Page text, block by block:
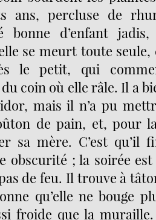
ans, percluse de
bonne d’enfant
se meurt toute seule,
le petit, qui
coin où elle râle. Il a
mais il n’a pu
de pain, et, pour
sa mère. C’est qu’il
obscurité ; la soirée est
de feu. Il trouve à
qu’elle ne bouge
froide que la